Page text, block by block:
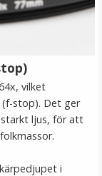
vilket
stop). Det ger
ljus, för att
i